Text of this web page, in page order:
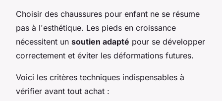
Choisir des chaussures pour enfant ne se résume
pas à l'esthétique. Les pieds en croissance
nécessitent un soutien adapté pour se développer
correctement et éviter les déformations futures.
Voici les critères techniques indispensables à
vérifier avant tout achat :